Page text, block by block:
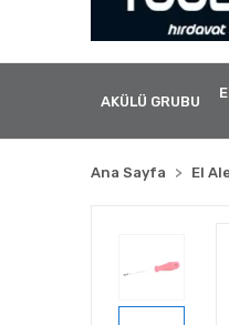
AKÜLÜ GRUBU
Ana Sayfa El